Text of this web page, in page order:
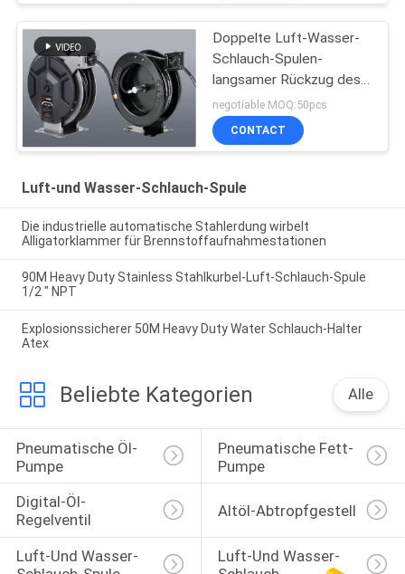
Doppelte Luft-Wasser-
Schlauch-Spulen-
langsamer Rückzug des
Arm-82ft
negotiable MOQ:50pcs
CONTACT
Luft-und Wasser-Schlauch-Spule
Die industrielle automatische Stahlerdung wirbelt
Alligatorklammer für Brennstoffaufnahmestationen
90M Heavy Duty Stainless Stahlkurbel-Luft-Schlauch-Spule
1/2 " NPT
Explosionssicherer 50M Heavy Duty Water Schlauch-Halter
Atex
Beliebte Kategorien Alle
Pneumatische Öl-
Pumpe
Pneumatische Fett-
Pumpe
Digital-Öl-
Regelventil
Altöl-Abtropfgestell
Luft-Und Wasser-
Luft-Und Wasser-